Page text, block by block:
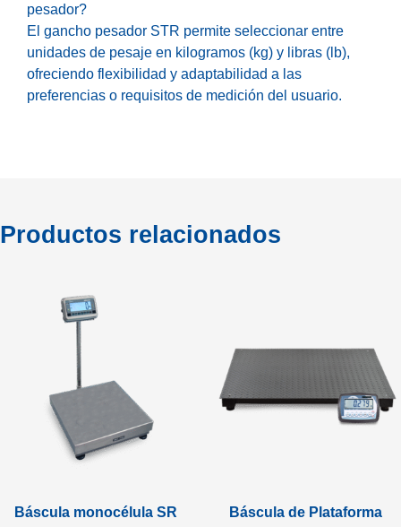
pesador?
El gancho pesador STR permite seleccionar entre
unidades de pesaje en kilogramos (kg) y libras (lb),
ofreciendo flexibilidad y adaptabilidad a las
preferencias o requisitos de medición del usuario.
Productos relacionados
Báscula monocélula SR Báscula de Plataforma